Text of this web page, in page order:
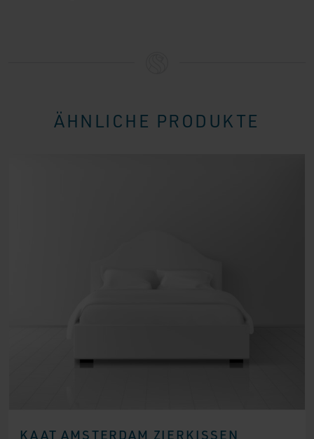
ÄHNLICHE PRODUKTE
KAAT AMSTERDAM ZIERKISSEN